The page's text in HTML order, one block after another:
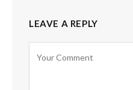
LEAVE A REPLY